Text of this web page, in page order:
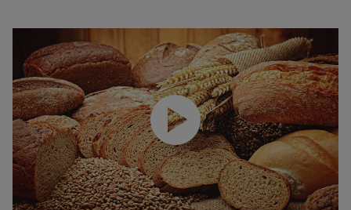
Reproducir video